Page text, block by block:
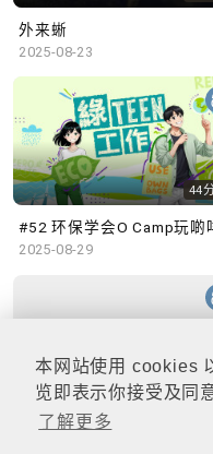
本网站使用 cookies
览即表示你接受及同
了解更多
外来蜥
2025-08-23
44
2025-08-29
47